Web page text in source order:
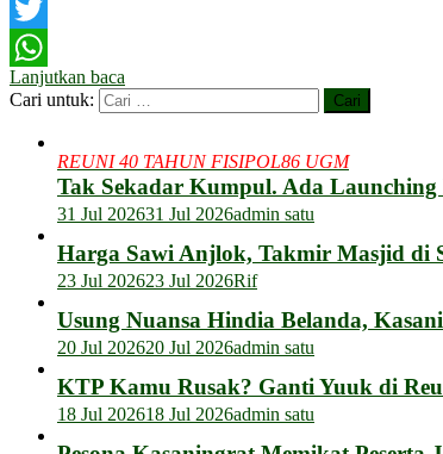
Facebook
Twitter
WhatsApp
Lanjutkan baca
Cari untuk:
REUNI 40 TAHUN FISIPOL86 UGM
Tak Sekadar Kumpul. Ada
31 Jul 202631 Jul 2026admin satu
Harga Sawi Anjlok, Takmir Masjid di
23 Jul 202623 Jul 2026Rif
Usung Nuansa Hindia Belanda,
20 Jul 202620 Jul 2026admin satu
KTP Kamu Rusak? Ganti Yuuk di
18 Jul 202618 Jul 2026admin satu